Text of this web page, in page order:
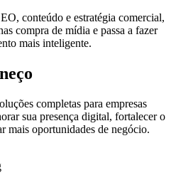
conteúdo e estratégia comercial,
compra de mídia e passa a fazer
mais inteligente.
completas para empresas
sua presença digital, fortalecer o
mais oportunidades de negócio.